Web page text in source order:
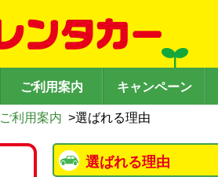
ご利用案内 キャンペーン
ご利用案内 >選ばれる理由
選ばれる理由